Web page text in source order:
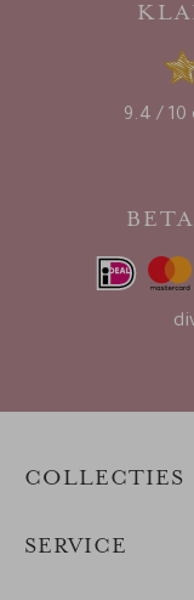
9.4 / 10
COLLECTIES
SERVICE